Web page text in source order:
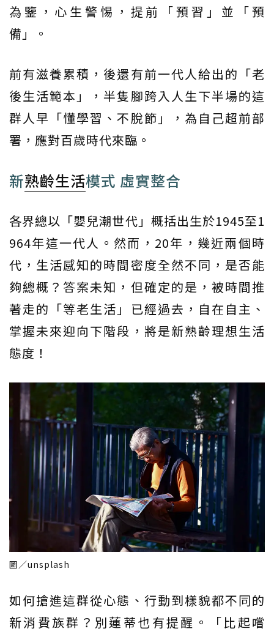
為鑒，心生警惕，提前「預習」並「預
備」。
前有滋養累積，後還有前一代人給出的「老
後生活範本」，半隻腳跨入人生下半場的這
群人早「懂學習、不脫節」，為自己超前部
署，應對百歲時代來臨。
新熟齡生活模式 虛實整合
各界總以「嬰兒潮世代」概括出生於1945至1
964年這一代人。然而，20年，幾近兩個時
代，生活感知的時間密度全然不同，是否能
夠總概？答案未知，但確定的是，被時間推
著走的「等老生活」已經過去，自在自主、
掌握未來迎向下階段，將是新熟齡理想生活
態度！
圖／unsplash
如何搶進這群從心態、行動到樣貌都不同的
新消費族群？別蓮蒂也有提醒。「比起嚐